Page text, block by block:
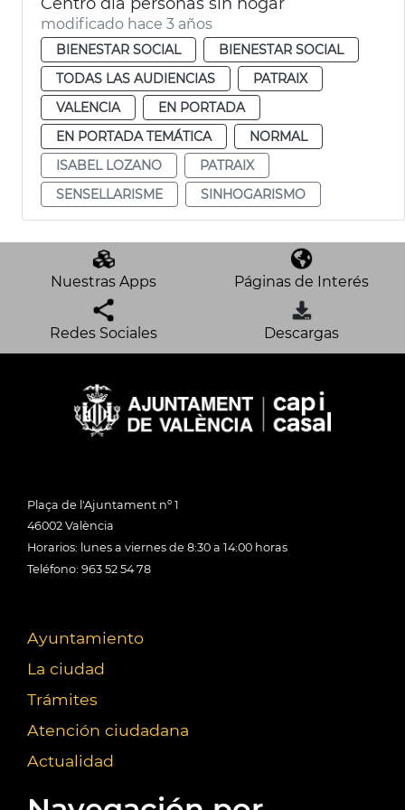
modificado hace 3 años
BIENESTAR SOCIAL
BIENESTAR SOCIAL
TODAS LAS AUDIENCIAS
PATRAIX
VALENCIA
EN PORTADA
EN PORTADA TEMÁTICA
NORMAL
ISABEL LOZANO
PATRAIX
SENSELLARISME
SINHOGARISMO
Nuestras Apps Páginas de Interés
Redes Sociales Descargas
Plaça de l'Ajuntament nº 1
46002 València
Horarios: lunes a viernes de 8:30 a 14:00 horas
Teléfono: 963 52 54 78
Ayuntamiento
La ciudad
Trámites
Atención ciudadana
Actualidad